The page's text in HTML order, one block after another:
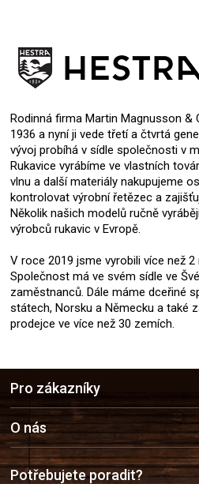
Rodinná firma Martin Magnusson &
1936 a nyní ji vede třetí a čtvrtá
vývoj probíhá v sídle společnosti v
Rukavice vyrábíme ve vlastních
vlnu a další materiály nakupujeme
kontrolovat výrobní řetězec a
Několik našich modelů ručně
výrobců rukavic v Evropě.
V roce 2019 jsme vyrobili více než 2
Společnost má ve svém sídle ve
zaměstnanců. Dále máme dceřiné
státech, Norsku a Německu a také
prodejce ve více než 30 zemích.
a
t
í
Pro zákazníky
O nás
Potřebujete poradit?